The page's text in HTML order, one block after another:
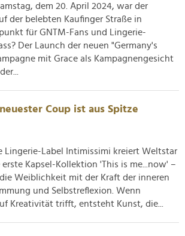
dem 20. April 2024, war der
der belebten Kaufinger Straße in
für GNTM-Fans und Lingerie-
Der Launch der neuen "Germany's
mit Grace als Kampagnengesicht
Coup ist aus Spitze
Lingerie-Label Intimissimi kreiert Weltstar
Kapsel-Kollektion 'This is me...now' –
Weiblichkeit mit der Kraft der inneren
und Selbstreflexion. Wenn
Kreativität trifft, entsteht Kunst, die...